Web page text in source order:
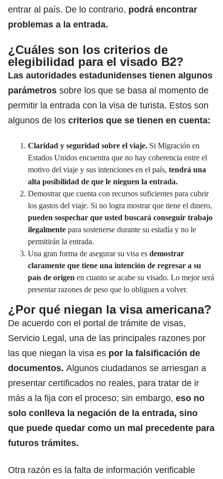
entrar al país. De lo contrario, podrá encontrar
problemas a la entrada.
¿Cuáles son los criterios de
elegibilidad para el visado B2?
Las autoridades estadunidenses tienen algunos
parámetros sobre los que se basa al momento de
permitir la entrada con la visa de turista. Estos son
algunos de los criterios que se tienen en cuenta:
Claridad y seguridad sobre el viaje. Si Migración en
Estados Unidos encuentra que no hay coherencia entre el
motivo del viaje y sus intenciones en el país, tendrá una
alta posibilidad de que le nieguen la entrada.
Demostrar que cuenta con recursos suficientes para cubrir
los gastos del viaje. Si no logra mostrar que tiene el dinero,
pueden sospechar que usted buscará conseguir trabajo
ilegalmente para sostenerse durante su estadía y no le
permitirán la entrada.
Una gran forma de asegurar su visa es demostrar
claramente que tiene una intención de regresar a su
país de origen en cuanto se acabe su visado. Lo mejor será
presentar razones de peso que lo obliguen a volver.
¿Por qué niegan la visa americana?
De acuerdo con el portal de trámite de visas,
Servicio Legal, una de las principales razones por
las que niegan la visa es por la falsificación de
documentos. Algunos ciudadanos se arriesgan a
presentar certificados no reales, para tratar de ir
más a la fija con el proceso; sin embargo, eso no
solo conlleva la negación de la entrada, sino
que puede quedar como un mal precedente para
futuros trámites.
Otra razón es la falta de información verificable